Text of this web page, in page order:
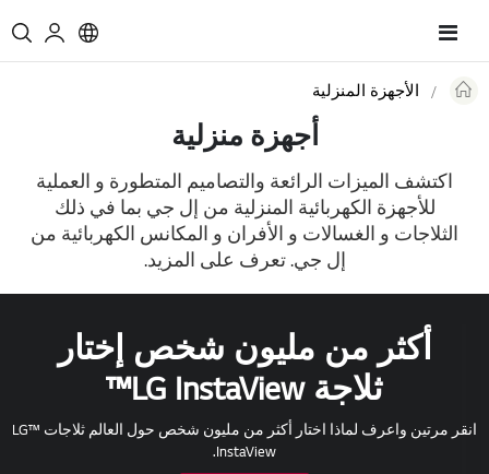
Toggle
الأجهزة المنزلية
أجهزة منزلية
اكتشف الميزات الرائعة والتصاميم المتطورة و العملية
للأجهزة الكهربائية المنزلية من إل جي بما في ذلك
الثلاجات و الغسالات و الأفران و المكانس الكهربائية من
إل جي. تعرف على المزيد.
أكثر من مليون شخص إختار
ثلاجة LG InstaView™
انقر مرتين واعرف لماذا اختار أكثر من مليون شخص حول العالم ثلاجات ™LG
InstaView.